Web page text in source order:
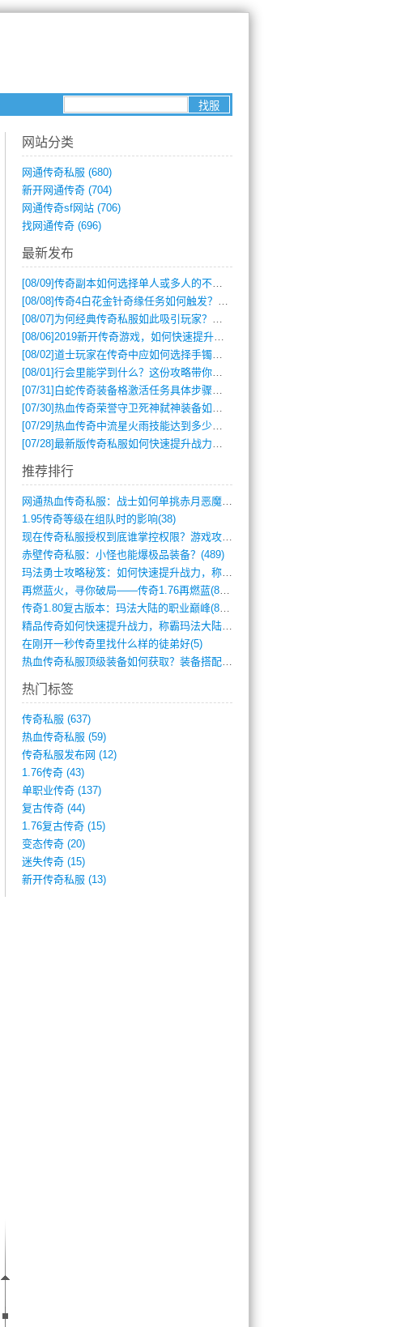
网站分类
网通传奇私服 (680)
新开网通传奇 (704)
网通传奇sf网站 (706)
找网通传奇 (696)
最新发布
[08/09]传奇副本如何选择单人或多人的不同模式？
[08/08]传奇4白花金针奇缘任务如何触发？完整攻略解析
[08/07] 为何经典传奇私服如此吸引玩家？深度攻略解析
[08/06]2019新开传奇游戏，如何快速提升角色等级？
[08/02]道士玩家在传奇中应如何选择手镯装备？
[08/01]行会里能学到什么？这份攻略带你全掌握
[07/31] 白蛇传奇装备格激活任务具体步骤是什么？如何完成？
[07/30]热血传奇荣誉守卫死神弑神装备如何获取与佩戴攻略？
[07/29]热血传奇中流星火雨技能达到多少级可以开始练装备？
[07/28]最新版传奇私服如何快速提升战力与获取稀有装备？
推荐排行
网通热血传奇私服：战士如何单挑赤月恶魔？(311)
1.95传奇等级在组队时的影响(38)
现在传奇私服授权到底谁掌控权限？游戏攻略(789)
赤壁传奇私服：小怪也能爆极品装备？(489)
玛法勇士攻略秘笈：如何快速提升战力，称霸(717)
再燃蓝火，寻你破局——传奇1.76再燃蓝(893)
传奇1.80复古版本：玛法大陆的职业巅峰(873)
精品传奇如何快速提升战力，称霸玛法大陆？(392)
在刚开一秒传奇里找什么样的徒弟好(5)
热血传奇私服顶级装备如何获取？装备搭配与(688)
热门标签
传奇私服 (637)
热血传奇私服 (59)
传奇私服发布网 (12)
1.76传奇 (43)
单职业传奇 (137)
复古传奇 (44)
1.76复古传奇 (15)
变态传奇 (20)
迷失传奇 (15)
新开传奇私服 (13)